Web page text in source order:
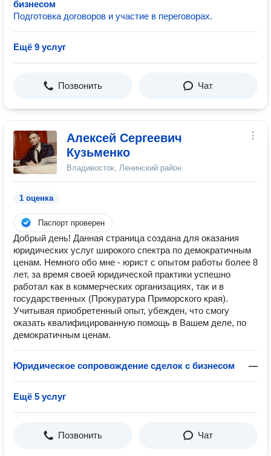
бизнесом
Подготовка договоров и участие в переговорах.
Ещё 9 услуг
Позвонить Чат
Алексей Сергеевич
Кузьменко
Владивосток, Ленинский район
1 оценка
Паспорт проверен
Добрый день! Данная страница создана для оказания
юридических услуг широкого спектра по демократичным
ценам. Немного обо мне - юрист с опытом работы более 8
лет, за время своей юридической практики успешно
работал как в коммерческих организациях, так и в
государственных (Прокуратура Приморского края).
Учитывая приобретенный опыт, убежден, что смогу
оказать квалифицированную помощь в Вашем деле, по
демократичным ценам.
Юридическое сопровождение сделок с бизнесом —
Ещё 5 услуг
Позвонить Чат